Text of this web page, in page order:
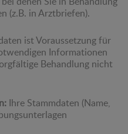
(z.B. in Arztbriefen).
ist Voraussetzung für
Informationen
Behandlung nicht
Ihre Stammdaten (Name,